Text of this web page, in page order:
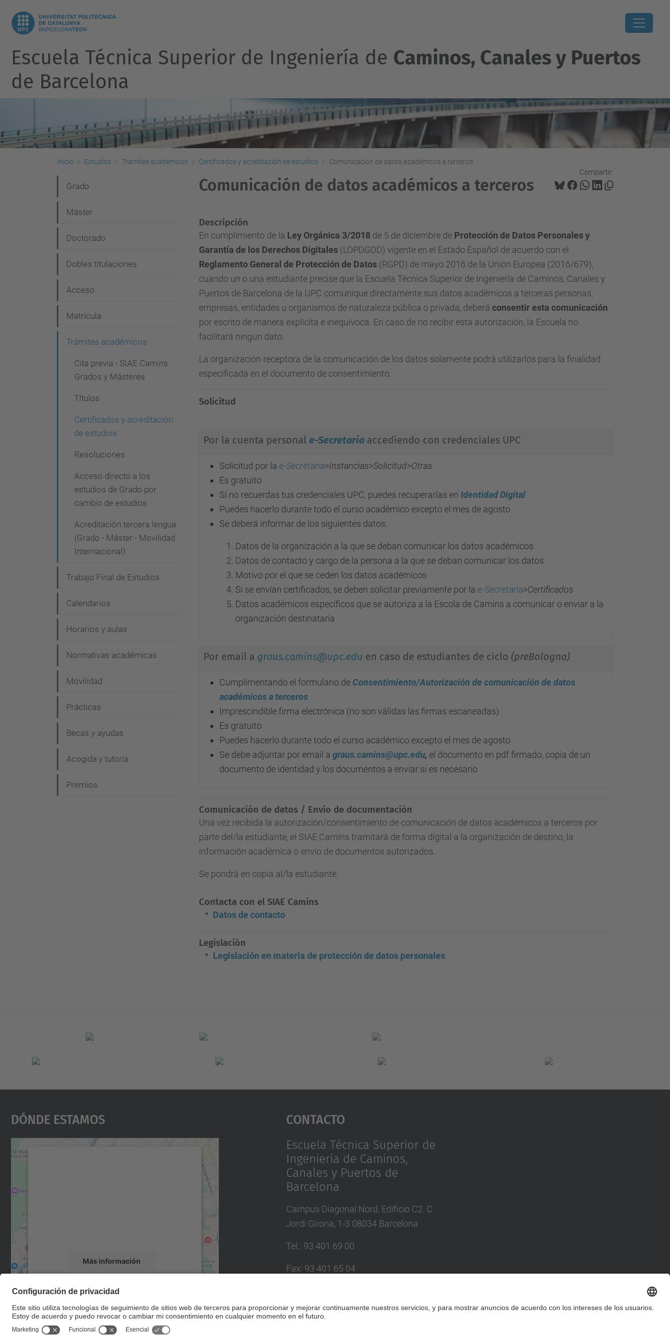
Escuela Técnica Superior de Ingeniería de Caminos, Canales y Puertos
de Barcelona
Inicio Estudios Trámites académicos Certificados y acreditación de estudios Comunicación de datos académicos a terceros
Compartir:
Comunicación de datos académicos a terceros
Descripción
En cumplimiento de la Ley Orgánica 3/2018 de 5 de diciembre de Protección de Datos Personales y
Garantía de los Derechos Digitales (LOPDGDD) vigente en el Estado Español de acuerdo con el
Reglamento General de Protección de Datos (RGPD) de mayo 2016 de la Unión Europea (2016/679),
cuando un o una estudiante precise que la Escuela Técnica Superior de Ingeniería de Caminos, Canales y
Puertos de Barcelona de la UPC comunique directamente sus datos académicos a terceras personas,
empresas, entidades u organismos de naturaleza pública o privada, deberá consentir esta comunicación
por escrito de manera explícita e inequívoca. En caso de no recibir esta autorización, la Escuela no
facilitará ningún dato.
La organización receptora de la comunicación de los datos solamente podrá utilizarlos para la finalidad
especificada en el documento de consentimiento.
Solicitud
Por la cuenta personal e-Secretaria accediendo con credenciales UPC
Solicitud por la e-Secretaria>Instancias>Solicitud>Otras
Es gratuito
Si no recuerdas tus credenciales UPC, puedes recuperarlas en Identidad Digital
Puedes hacerlo durante todo el curso académico excepto el mes de agosto
Se deberá informar de los siguientes datos:
Datos de la organización a la que se deban comunicar los datos académicos
Datos de contacto y cargo de la persona a la que se deban comunicar los datos
Motivo por el que se ceden los datos académicos
Si se envían certificados, se deben solicitar previamente por la e-Secretaria>Certificados
Datos académicos específicos que se autoriza a la Escola de Camins a comunicar o enviar a la
organización destinataria
Por email a graus.camins@upc.edu en caso de estudiantes de ciclo (preBologna)
Cumplimentando el formulario de Consentimiento/Autorización de comunicación de datos
académicos a terceros
Imprescindible firma electrónica (no son válidas las firmas escaneadas)
Es gratuito
Puedes hacerlo durante todo el curso académico excepto el mes de agosto
Se debe adjuntar por email a graus.camins@upc.edu, el documento en pdf firmado, copia de un
documento de identidad y los documentos a enviar si es necesario
Comunicación de datos / Envío de documentación
Una vez recibida la autorización/consentimiento de comunicación de datos académicos a terceros por
parte del/la estudiante, el SIAE Camins tramitará de forma digital a la organización de destino, la
información académica o envío de documentos autorizados.
Se pondrá en copia al/la estudiante.
Contacta con el SIAE Camins
Datos de contacto
Legislación
Legislación en materia de protección de datos personales
a
v
g
a
i
ó
Grado
Máster
Doctorado
Dobles titulaciones
Acceso
Matrícula
Trámites académicos
Cita previa - SIAE Camins
Grados y Másteres
Títulos
Certificados y acreditación
de estudios
Resoluciones
Acceso directo a los
estudios de Grado por
cambio de estudios
Acreditación tercera lengua
(Grado - Máster - Movilidad
Internacional)
Trabajo Final de Estudios
Calendarios
Horarios y aulas
Normativas académicas
Movilidad
Prácticas
Becas y ayudas
Acogida y tutoría
Premios
Dónde Estamos
Más información
Aceptar
powered by Usercentrics Consent
Management Platform
Contacto
Escuela Técnica Superior de
Ingeniería de Caminos,
Canales y Puertos de
Barcelona
Campus Diagonal Nord, Edificio C2. C.
Jordi Girona, 1-3 08034 Barcelona
Tel. : 93 401 69 00
Fax: 93 401 65 04
Formulario de contacto